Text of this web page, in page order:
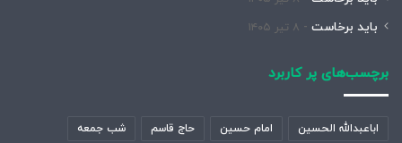
باید برخاست ۸ تیر ۱۴۰۵
برچسب‌های پر کاربرد
اباعبدالله الحسین امام حسین حاج قاسم شب جمعه